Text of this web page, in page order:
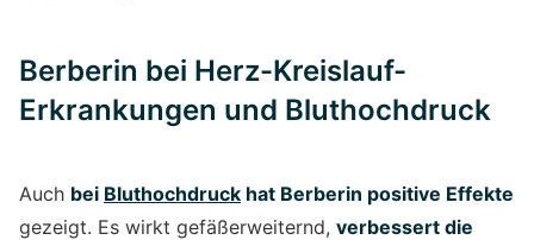
Berberin bei Herz-Kreislauf-
Erkrankungen und Bluthochdruck
Auch bei Bluthochdruck hat Berberin positive Effekte
gezeigt. Es wirkt gefäßerweiternd, verbessert die